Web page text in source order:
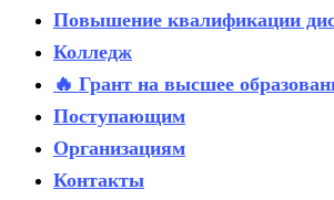
Повышение квалификации
Колледж
🔥 Грант на высшее
Поступающим
Организациям
Контакты